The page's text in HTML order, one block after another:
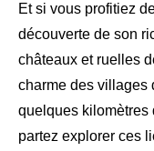
Et si vous profitiez
découverte de son
châteaux et ruelles
charme des villages
quelques kilomètres
partez explorer ces